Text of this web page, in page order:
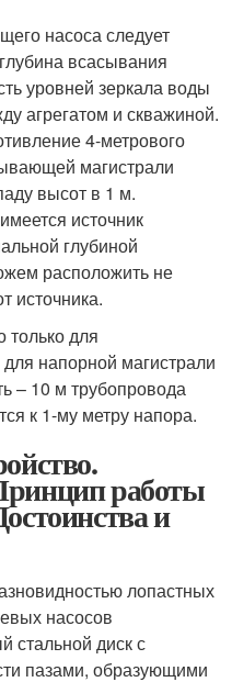
насоса следует
всасывания
уровней зеркала воды
агрегатом и скважиной.
4-метрового
магистрали
высот в 1 м.
источник
глубиной
расположить не
источника.
для
напорной магистрали
– 10 м трубопровода
к 1-му метру напора.
работы
и
лопастных
насосов
стальной диск с
пазами, образующими